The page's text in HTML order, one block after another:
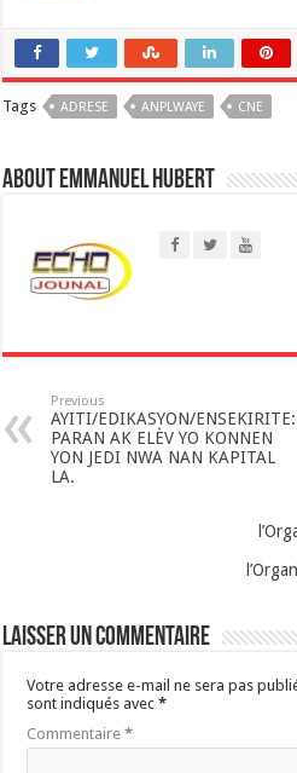
a
t
p
p
Tags ADRESE ANPLWAYE CNE
About Emmanuel Hubert
Previous
AYITI/EDIKASYON/ENSEKIRITE:
PARAN AK ELÈV YO KONNEN
YON JEDI NWA NAN KAPITAL
LA.
Laisser un commentaire
Votre adresse e-mail ne sera pas
sont indiqués avec*
Commentaire*